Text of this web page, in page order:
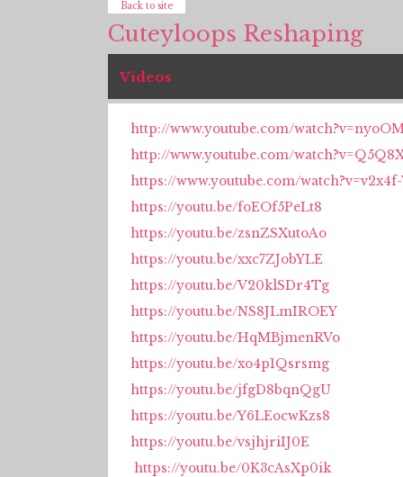
Back to site
Cuteyloops Reshaping
Videos
http://www.youtube.com/
http://www.youtube.com/
https://www.youtube.com/
https://youtu.be/foEOf5PeLt8
https://youtu.be/zsnZSXutoAo
https://youtu.be/xxc7ZJobYLE
https://youtu.be/V20klSDr4Tg
https://youtu.be/NS8JLmIROEY
https://youtu.be/HqMBjmenRVo
https://youtu.be/xo4p1Qsrsmg
https://youtu.be/jfgD8bqnQgU
https://youtu.be/Y6LEocwKzs8
https://youtu.be/vsjhjriIJ0E
https://youtu.be/0K3cAsXp0ik